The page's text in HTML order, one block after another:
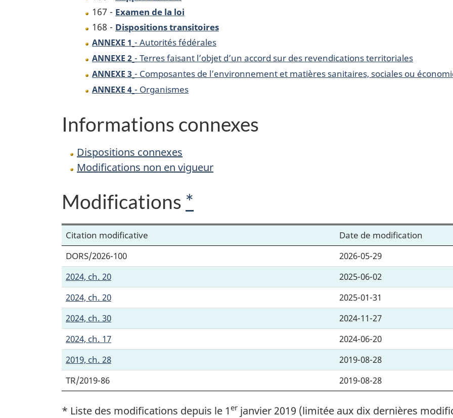
167 - Examen de la loi
168 - Dispositions transitoires
ANNEXE 1 - Autorités fédérales
ANNEXE 2 - Terres faisant l’objet d’un accord sur des revendications territoriales
ANNEXE 3 - Composantes de l’environnement et matières sanitaires, sociales ou
ANNEXE 4 - Organismes
Informations connexes
Dispositions connexes
Modifications non en vigueur
Modifications *
Citation modificative
Date de modification
DORS/2026-100
2026-05-29
2024, ch. 20
2025-06-02
2024, ch. 20
2025-01-31
2024, ch. 30
2024-11-27
2024, ch. 17
2024-06-20
2019, ch. 28
2019-08-28
TR/2019-86
2019-08-28
* Liste des modifications depuis le 1 er janvier 2019 (limitée aux dix dernières